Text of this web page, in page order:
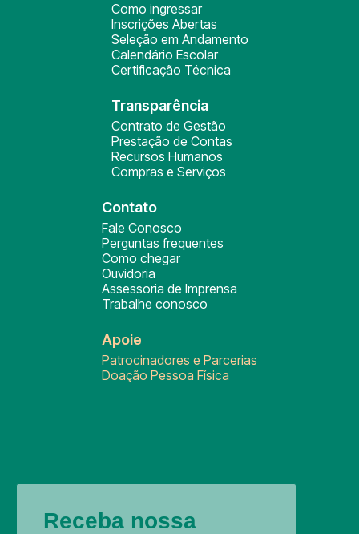
Como ingressar
Inscrições Abertas
Seleção em Andamento
Calendário Escolar
Certificação Técnica
Transparência
Contrato de Gestão
Prestação de Contas
Recursos Humanos
Compras e Serviços
Contato
Fale Conosco
Perguntas frequentes
Como chegar
Ouvidoria
Assessoria de Imprensa
Trabalhe conosco
Apoie
Patrocinadores e Parcerias
Doação Pessoa Física